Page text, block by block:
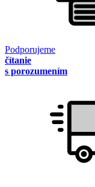
Podporujeme
čítanie
s porozumením